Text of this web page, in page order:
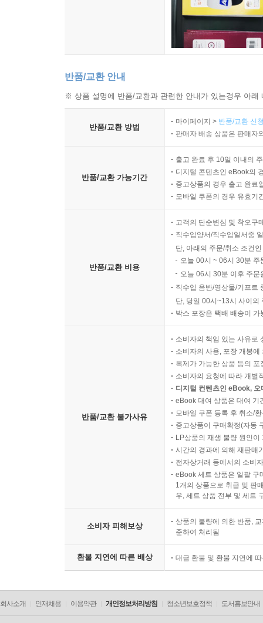
반품/교환 안내
※ 상품 설명에 반품/교환과 관련한 안내가 있는경우 아
반품/교환 방법
마이페이지 > 반품/교환 신
판매자 배송 상품은 판매자
반품/교환 가능기간
출고 완료 후 10일 이내의
디지털 콘텐츠인 eBook의
중고상품의 경우 출고 완료
모바일 쿠폰의 경우 유효기
반품/교환 비용
고객의 단순변심 및 착오구
직수입양서/직수입일서중
단, 아래의 주문/취소 조건
오늘 00시 ~ 06시 30분
오늘 06시 30분 이후 주
직수입 음반/영상물/기프트
단, 당일 00시~13시 사이의
박스 포장은 택배 배송이
반품/교환 불가사유
소비자의 책임 있는 사유로
소비자의 사용, 포장 개봉
복제가 가능한 상품 등의
소비자의 요청에 따라 개별
디지털 컨텐츠인 eBook,
eBook 대여 상품은 대여 기
모바일 쿠폰 등록 후 취소/
중고상품이 구매확정(자동
LP상품의 재생 불량 원인
시간의 경과에 의해 재판매
전자상거래 등에서의 소비
eBook 세트 상품은 일괄 구
1개의 상품으로 취급 및 판
우, 세트 상품 전부 및 세트
소비자 피해보상
상품의 불량에 의한 반품,
준하여 처리됨
환불 지연에 따른 배상 대금 환불 및 환불 지연에
회사소개 인재채용 이용약관 개인정보처리방침 청소년보호정책 도서홍보안내